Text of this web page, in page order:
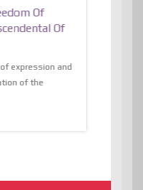
Of
Of
expression and
of the